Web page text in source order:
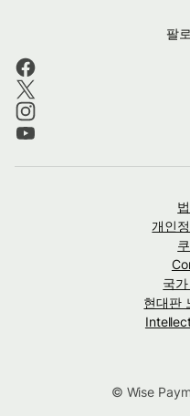
팔
개인
국
현대판
© Wise